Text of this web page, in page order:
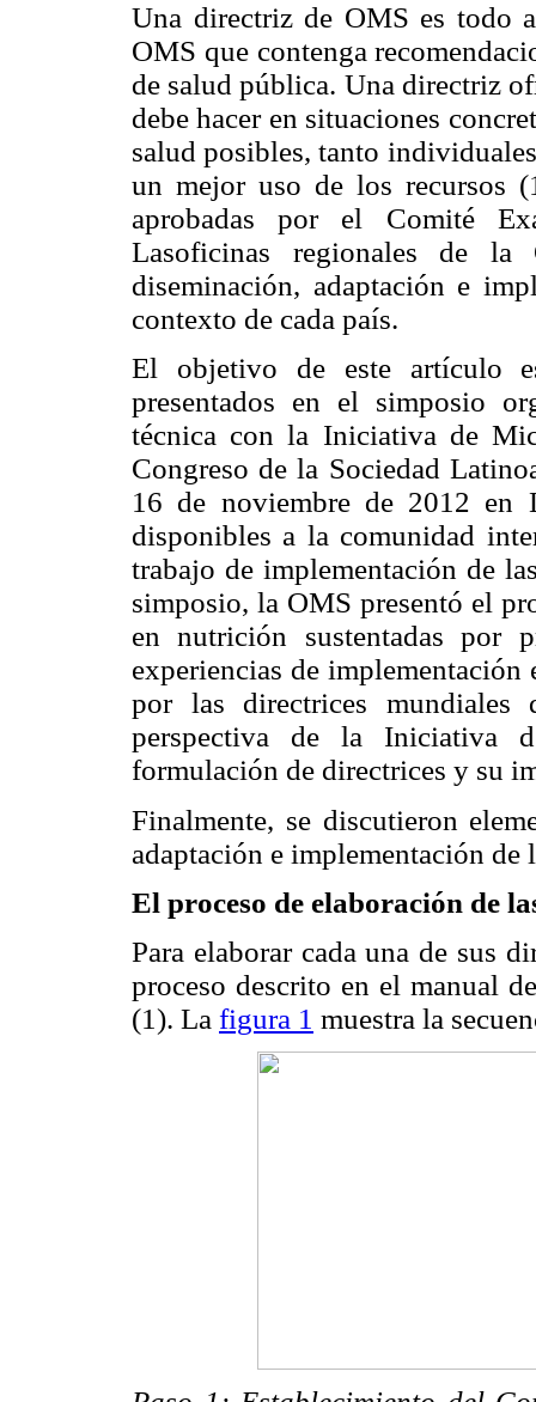
Una directriz de OMS es todo
OMS que contenga
de salud pública. Una directriz
debe hacer en situaciones
salud posibles, tanto
un mejor uso de los recursos
aprobadas por el Comité
Lasoficinas regionales de
diseminación, adaptación e
contexto de cada país.
El objetivo de este artículo
presentados en el simposio
técnica con la Iniciativa de
Congreso de la Sociedad
16 de noviembre de 2012 en
disponibles a la comunidad
trabajo de implementación de
simposio, la OMS presentó el
en nutrición sustentadas por
experiencias de implementación
por las directrices
perspectiva de la Iniciativa
formulación de directrices y su
Finalmente, se discutieron
adaptación e implementación
El proceso de elaboración de
Para elaborar cada una de sus
proceso descrito en el manual
(1). La figura 1 muestra la